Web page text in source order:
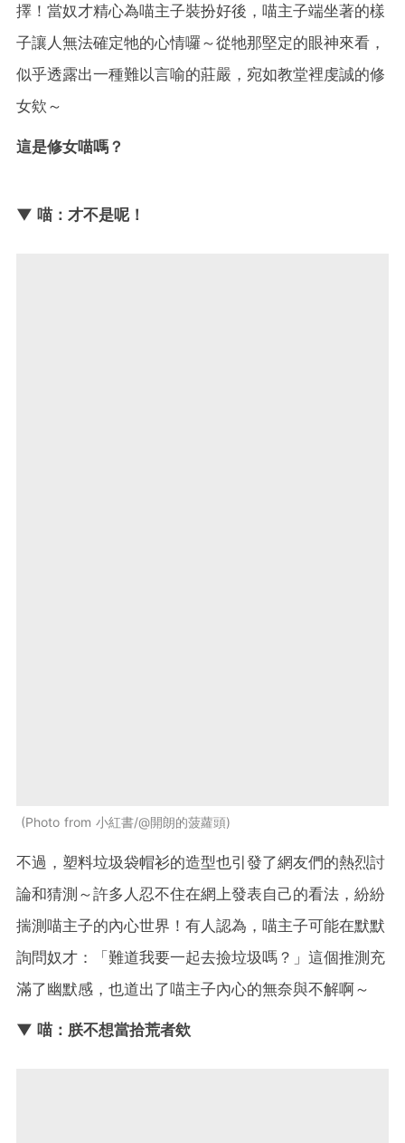
擇！當奴才精心為喵主子裝扮好後，喵主子端坐著的樣
子讓人無法確定牠的心情囉～從牠那堅定的眼神來看，
似乎透露出一種難以言喻的莊嚴，宛如教堂裡虔誠的修
女欸～
這是修女喵嗎？
▼ 喵：才不是呢！
Photo from 小紅書/@開朗的菠蘿頭
不過，塑料垃圾袋帽衫的造型也引發了網友們的熱烈討
論和猜測～許多人忍不住在網上發表自己的看法，紛紛
揣測喵主子的內心世界！有人認為，喵主子可能在默默
詢問奴才：「難道我要一起去撿垃圾嗎？」這個推測充
滿了幽默感，也道出了喵主子內心的無奈與不解啊～
▼ 喵：朕不想當拾荒者欸